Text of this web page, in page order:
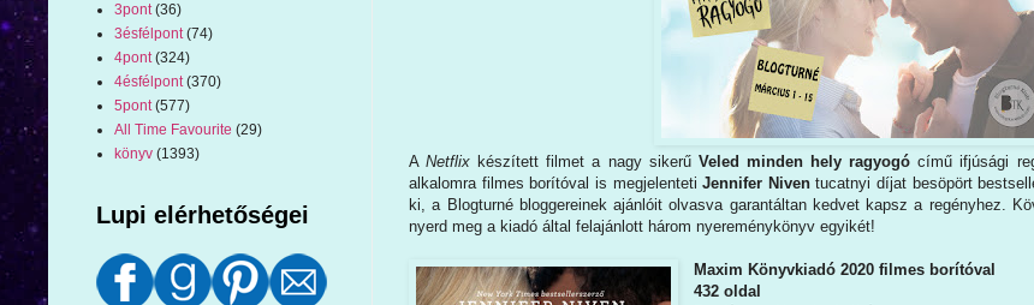
ANetflix készített filmet a nagy sikerű Veled minden hely ragyogó című ifjúsági
alkalomra filmes borítóval is megjelentetiJennifer Niventucatnyi díjat besöpört
ki, a Blogturné bloggereinek ajánlóit olvasva garantáltan kedvet kapsz a regényhez.
nyerd meg a kiadó által felajánlott három nyereménykönyv egyikét!
Maxim Könyvkiadó 2020 filmes borítóval
432 oldal
3pont (36)
3ésfélpont (74)
4pont (324)
4ésfélpont (370)
5pont (577)
All Time Favourite (29)
könyv (1393)
Lupi elérhetőségei